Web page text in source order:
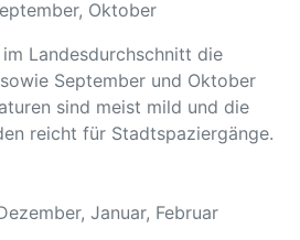
Oktober
Landesdurchschnitt die
September und Oktober
sind meist mild und die
reicht für Stadtspaziergänge.
Januar, Februar